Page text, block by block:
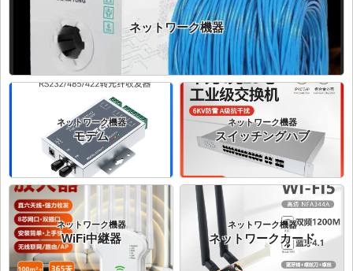
ネットワーク機器
ネットワーク機器
モデム
ネットワーク機器
スイッチングハブ
ネットワーク機器
WiFi中継器
ネットワーク機器
ネットワークカード